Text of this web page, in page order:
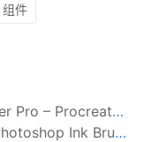
组件
Procreate Brushes
Ink Brushes